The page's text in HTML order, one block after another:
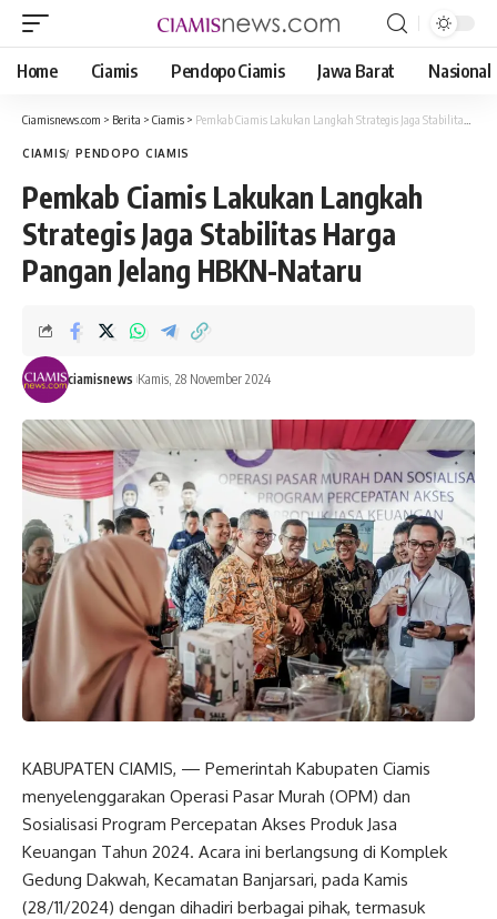
Home Ciamis Pendopo Ciamis Jawa Barat Nasional
Ciamisnews.com > Berita > Ciamis > Pemkab Ciamis Lakukan Langkah Strategis Jaga Stabilitas Harga Pangan Jelang HBKN-Nataru
CIAMIS PENDOPO CIAMIS
Pemkab Ciamis Lakukan Langkah
Strategis Jaga Stabilitas Harga
Pangan Jelang HBKN-Nataru
ciamisnews Kamis, 28 November 2024
KABUPATEN CIAMIS, — Pemerintah Kabupaten Ciamis
menyelenggarakan Operasi Pasar Murah (OPM) dan
Sosialisasi Program Percepatan Akses Produk Jasa
Keuangan Tahun 2024. Acara ini berlangsung di Komplek
Gedung Dakwah, Kecamatan Banjarsari, pada Kamis
(28/11/2024) dengan dihadiri berbagai pihak, termasuk